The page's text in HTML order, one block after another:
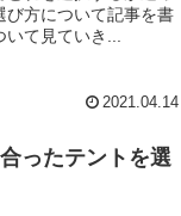
び方について記事を書
て見ていき...
2021.04.14
ったテントを選